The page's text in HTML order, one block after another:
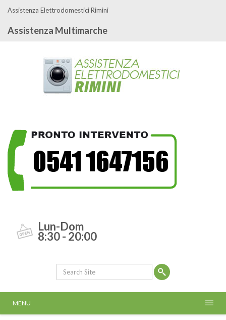
Assistenza Elettrodomestici Rimini
Assistenza Multimarche
Lun-Dom
8:30 - 20:00
MENU